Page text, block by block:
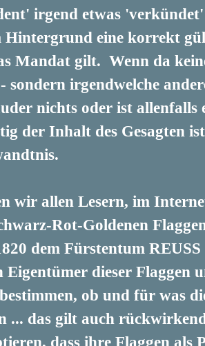
irgend etwas
Hintergrund eine korrekt
Mandat gilt. Wenn da
sondern irgendwelche
nichts oder ist allenfalls
der Inhalt des Gesagten
wir allen Lesern, im
Rot-Goldenen
dem Fürstentum
Eigentümer dieser Flaggen
ob und für was
... das gilt auch
dass ihre Flaggen als